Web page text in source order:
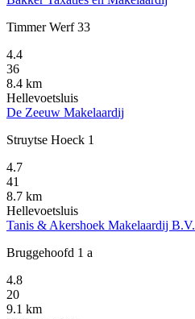
Timmer Werf 33
4.4
36
8.4 km
Hellevoetsluis
De Zeeuw Makelaardij
Struytse Hoeck 1
4.7
41
8.7 km
Hellevoetsluis
Tanis & Akershoek Makelaardij B.V.
Bruggehoofd 1 a
4.8
20
9.1 km